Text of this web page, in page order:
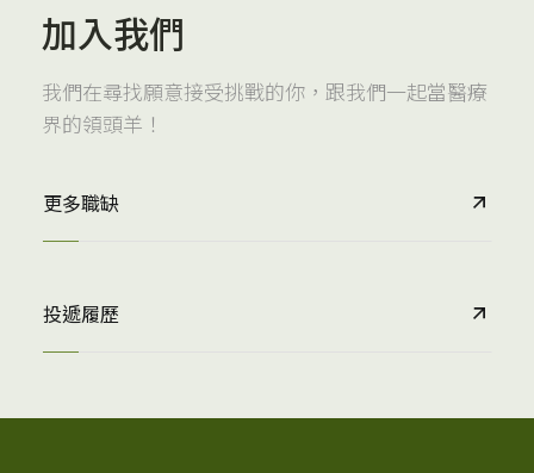
加入我們
我們在尋找願意接受挑戰的你，跟我們一起當醫療
界的領頭羊！
更多職缺
投遞履歷